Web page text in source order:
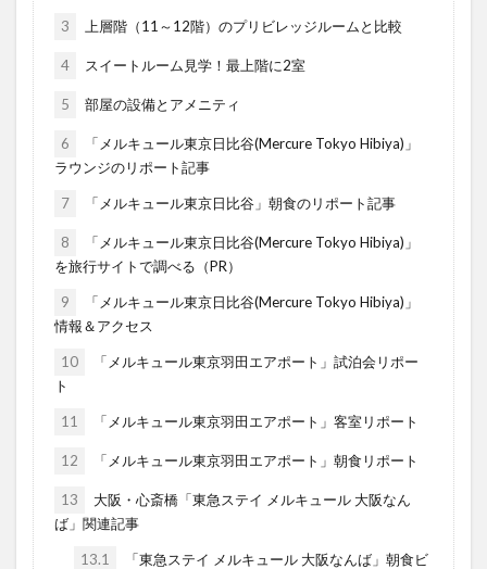
3 上層階（11～12階）のプリビレッジルームと比較
4 スイートルーム見学！最上階に2室
5 部屋の設備とアメニティ
6
「メルキュール東京日比谷(Mercure Tokyo Hibiya)」
ラウンジのリポート記事
7 「メルキュール東京日比谷」朝食のリポート記事
8
「メルキュール東京日比谷(Mercure Tokyo Hibiya)」
を旅行サイトで調べる（PR）
9
「メルキュール東京日比谷(Mercure Tokyo Hibiya)」
情報＆アクセス
10
「メルキュール東京羽田エアポート」試泊会リポー
ト
11 「メルキュール東京羽田エアポート」客室リポート
12 「メルキュール東京羽田エアポート」朝食リポート
13
大阪・心斎橋「東急ステイ メルキュール 大阪なん
ば」関連記事
13.1
「東急ステイ メルキュール 大阪なんば」朝食ビ